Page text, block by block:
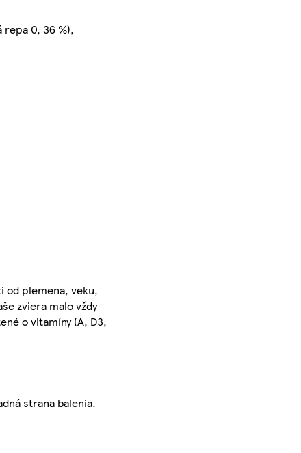
repa 0, 36 %),
od plemena, veku,
zviera malo vždy
o vitamíny (A, D3,
strana balenia.